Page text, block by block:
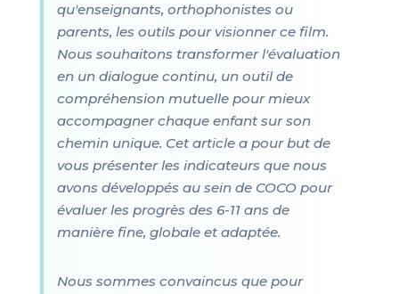
qu'enseignants, orthophonistes ou
parents, les outils pour visionner ce film.
Nous souhaitons transformer l'évaluation
en un dialogue continu, un outil de
compréhension mutuelle pour mieux
accompagner chaque enfant sur son
chemin unique. Cet article a pour but de
vous présenter les indicateurs que nous
avons développés au sein de COCO pour
évaluer les progrès des 6-11 ans de
manière fine, globale et adaptée.
Nous sommes convaincus que pour